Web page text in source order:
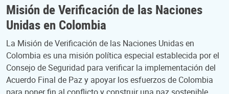
Misión de Verificación de las Naciones
Unidas en Colombia
La Misión de Verificación de las Naciones Unidas en
Colombia es una misión política especial establecida por el
Consejo de Seguridad para verificar la implementación del
Acuerdo Final de Paz y apoyar los esfuerzos de Colombia